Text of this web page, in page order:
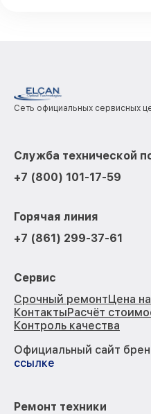
Сеть официальных сервисных
Служба технической
+7 (800) 101-17-59
Горячая линия
+7 (861) 299-37-61
Сервис
Срочный ремонтЦена
КонтактыРасчёт
Контроль качества
Официальный сайт
ссылке
Ремонт техники